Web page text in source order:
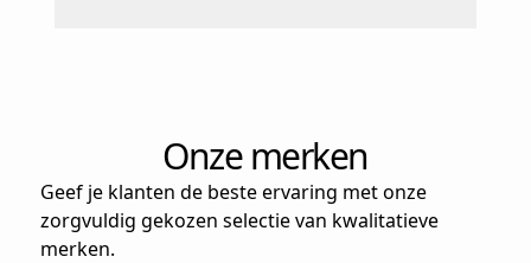
Onze merken
Geef je klanten de beste ervaring met onze
zorgvuldig gekozen selectie van kwalitatieve
merken.